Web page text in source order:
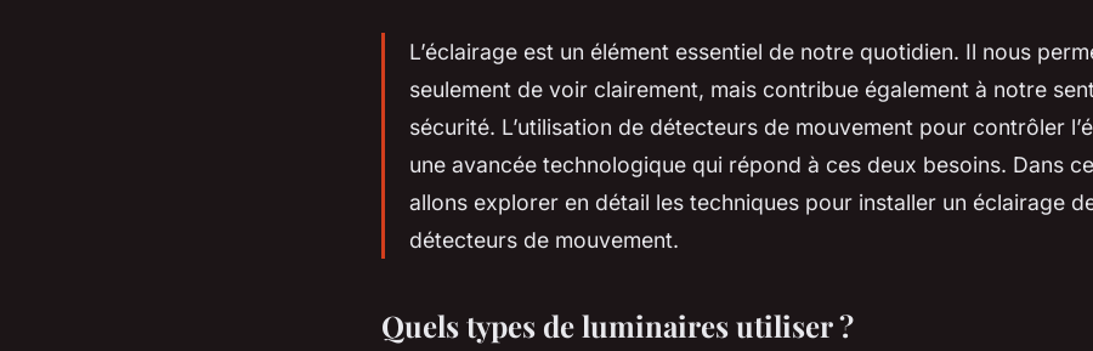
L’éclairage est un élément essentiel de notre quotidien. Il nous
seulement de voir clairement, mais contribue également à notre
sécurité. L’utilisation de détecteurs de mouvement pour contrôler
une avancée technologique qui répond à ces deux besoins. Dans
allons explorer en détail les techniques pour installer un éclairage
détecteurs de mouvement.
Quels types de luminaires utiliser ?